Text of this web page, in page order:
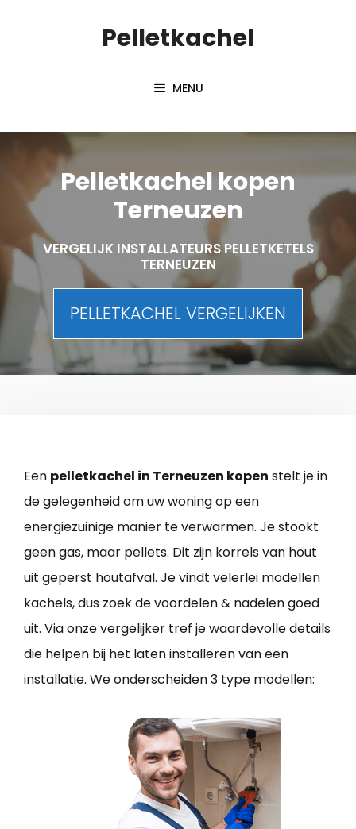
Pelletkachel
MENU
Pelletkachel kopen
Terneuzen
VERGELIJK INSTALLATEURS PELLETKETELS
TERNEUZEN
PELLETKACHEL VERGELIJKEN
Een pelletkachel in Terneuzen kopen stelt je in
de gelegenheid om uw woning op een
energiezuinige manier te verwarmen. Je stookt
geen gas, maar pellets. Dit zijn korrels van hout
uit geperst houtafval. Je vindt velerlei modellen
kachels, dus zoek de voordelen & nadelen goed
uit. Via onze vergelijker tref je waardevolle details
die helpen bij het laten installeren van een
installatie. We onderscheiden 3 type modellen: